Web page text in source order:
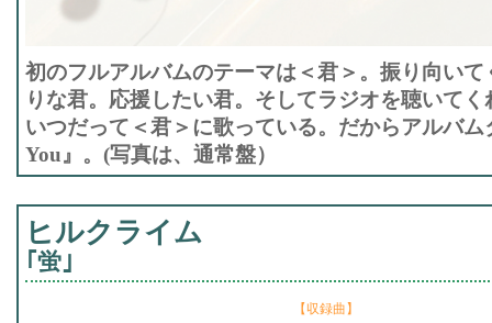
初のフルアルバムのテーマは＜君＞。振り向い
りな君。応援したい君。そしてラジオを聴いて
いつだって＜君＞に歌っている。だからアルバム
You』。(写真は、通常盤）
ヒルクライム
｢蛍｣
【収録曲】